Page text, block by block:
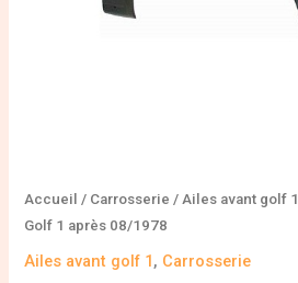
Accueil / Carrosserie / Ailes avant golf 1
Golf 1 après 08/1978
Ailes avant golf 1, Carrosserie